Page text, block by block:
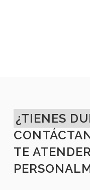
¿TIENES
TE